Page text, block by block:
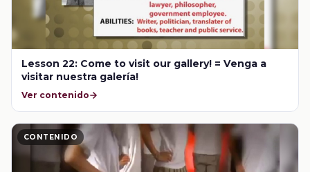
Lesson 22: Come to visit our gallery! = Venga a
visitar nuestra galería!
Ver contenido
CONTENIDO